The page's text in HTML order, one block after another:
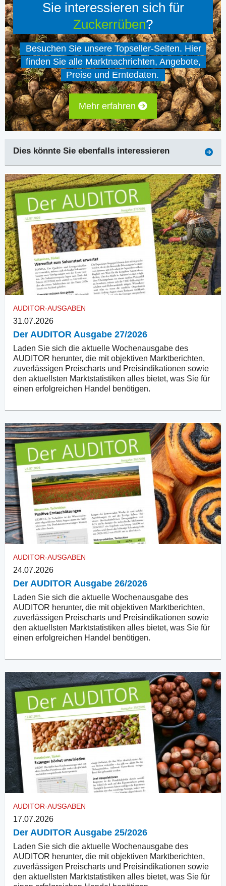
Sie interessieren sich für
Zuckerrüben?
Besuchen Sie unsere Topseller-Seiten. Hier
finden Sie alle Marktnachrichten, Angebote,
Preise und Erntedaten.
Mehr erfahren
Dies könnte Sie ebenfalls interessieren
AUDITOR-AUSGABEN
31.07.2026
Der AUDITOR Ausgabe 27/2026
Laden Sie sich die aktuelle Wochenausgabe des
AUDITOR herunter, die mit objektiven Marktberichten,
zuverlässigen Preischarts und Preisindikationen sowie
den aktuellsten Marktstatistiken alles bietet, was Sie für
einen erfolgreichen Handel benötigen.
AUDITOR-AUSGABEN
24.07.2026
Der AUDITOR Ausgabe 26/2026
Laden Sie sich die aktuelle Wochenausgabe des
AUDITOR herunter, die mit objektiven Marktberichten,
zuverlässigen Preischarts und Preisindikationen sowie
den aktuellsten Marktstatistiken alles bietet, was Sie für
einen erfolgreichen Handel benötigen.
AUDITOR-AUSGABEN
17.07.2026
Der AUDITOR Ausgabe 25/2026
Laden Sie sich die aktuelle Wochenausgabe des
AUDITOR herunter, die mit objektiven Marktberichten,
zuverlässigen Preischarts und Preisindikationen sowie
den aktuellsten Marktstatistiken alles bietet, was Sie für